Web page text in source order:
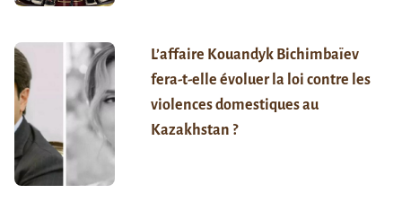
L’affaire Kouandyk Bichimbaïev
fera-t-elle évoluer la loi contre les
violences domestiques au
Kazakhstan ?